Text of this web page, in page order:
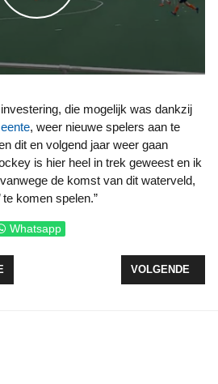
, weer nieuwe spelers aan te
dit en volgend jaar weer gaan
is hier heel in trek geweest en ik
de komst van dit waterveld,
te komen spelen.”
Whatsapp
ZEEWOLDE WORDT WAKKER
VOLGENDE
VOLGENDE